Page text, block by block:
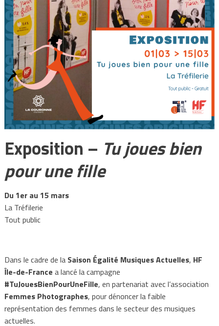
Exposition – Tu joues bien
pour une fille
Du 1er au 15 mars
La Tréfilerie
Tout public
Dans le cadre de la Saison Égalité Musiques Actuelles, HF
Île-de-France a lancé la campagne
#TuJouesBienPourUneFille, en partenariat avec l’association
Femmes Photographes, pour dénoncer la faible
représentation des femmes dans le secteur des musiques
actuelles.